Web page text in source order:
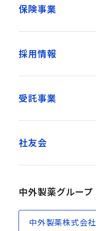
保険事業
採用情報
受託事業
社友会
中外製薬グループ
中外製薬株式会社